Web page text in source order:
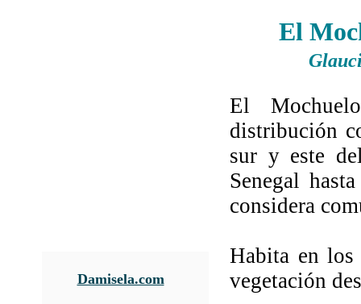
El
Damisela.com
El
distribución
sur y este
Senegal
considera
Habita en los
vegetación